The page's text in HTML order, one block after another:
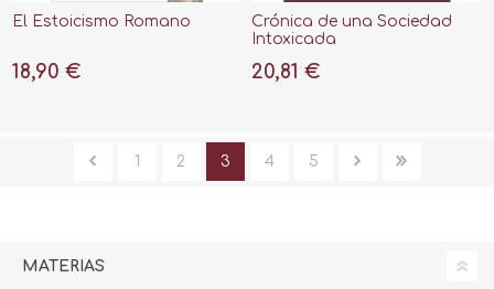
El Estoicismo Romano
18,90 €
Crónica de una Sociedad
Intoxicada
20,81 €
1 2 3 4 5
MATERIAS